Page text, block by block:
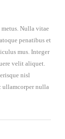
Nulla vitae
penatibus et
mus. Integer
velit aliquet.
nisl
ullamcorper nulla